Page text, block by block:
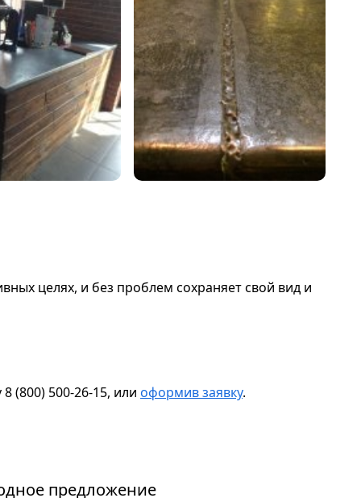
целях, и без проблем сохраняет свой вид и
(800) 500-26-15, или оформив заявку.
предложение